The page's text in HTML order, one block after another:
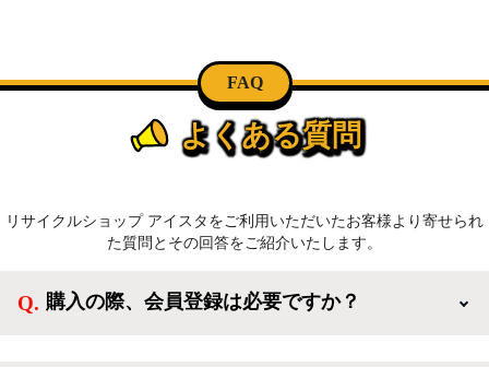
FAQ
よくある質問
リサイクルショップ アイスタをご利用いただいたお客様より寄せられ
た質問とその回答をご紹介いたします。
購入の際、会員登録は必要ですか？